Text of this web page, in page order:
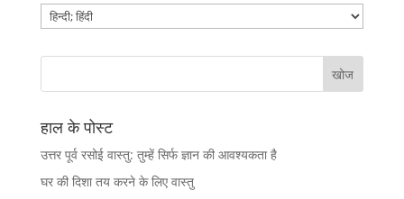
हाल के पोस्ट
उत्तर पूर्व रसोई वास्तु: तुम्हें सिर्फ ज्ञान की आवश्यकता है
घर की दिशा तय करने के लिए वास्तु